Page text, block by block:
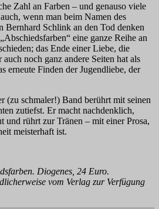
Zahl an Farben – und genauso viele
wenn man beim Namen des
Bernhard Schlink an den Tod denken
eine ganze Reihe an
das Ende einer Liebe, die
noch ganz andere Seiten hat als
erneute Finden der Jugendliebe, der
(zu schmaler!) Band berührt mit seinen
zutiefst. Er macht nachdenklich,
und rührt zur Tränen – mit einer Prosa,
meisterhaft ist.
Diogenes, 24 Euro.
vom Verlag zur Verfügung